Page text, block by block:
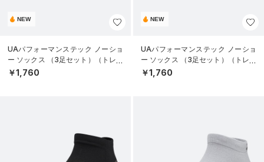
NEW
UAパフォーマンステック ノーショ
ー ソックス （3足セット）（トレー
ニング/UNISEX）
￥1,760
NEW
UAパフォーマンステック ノーショ
ー ソックス （3足セット）（トレー
ニング/UNISEX）
￥1,760